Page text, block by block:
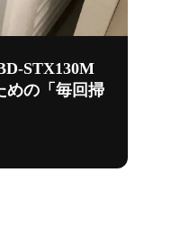
STX130M
めの「毎回掃